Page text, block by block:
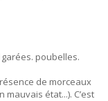
poubelles.
de morceaux
état...). C’est